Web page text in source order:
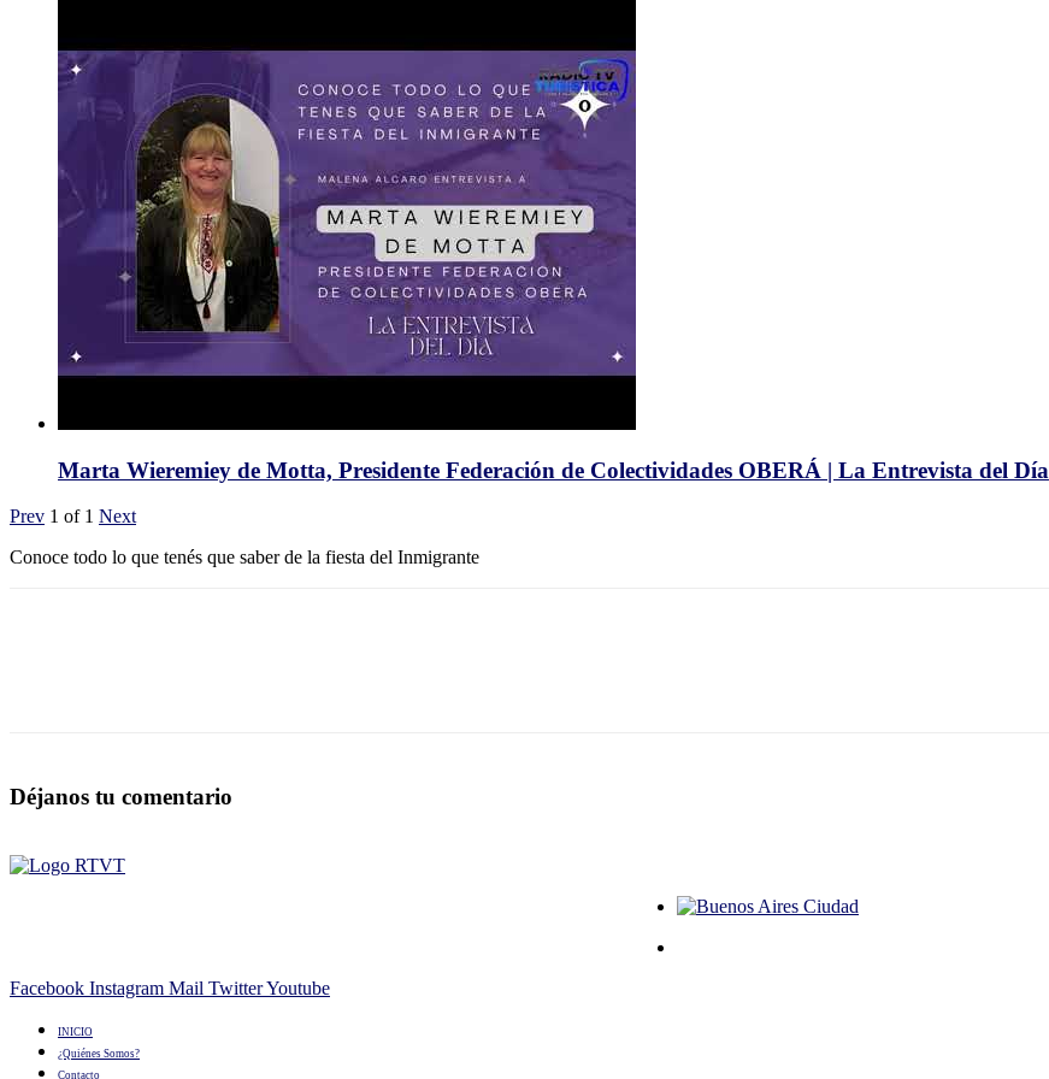
Marta Wieremiey de Motta, Presidente Federación de Colectividades OBERÁ | La Entrevista del Día
Prev 1 of 1 Next
Conoce todo lo que tenés que saber de la fiesta del Inmigrante
Déjanos tu comentario
Facebook Instagram Mail TwitterYoutube
INICIO
¿Quiénes Somos?
Contacto